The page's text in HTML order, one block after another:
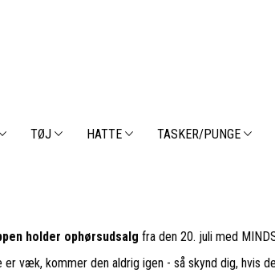
TØJ HATTE TASKER/PUNGE
holder ophørsudsalg fra den 20. juli med
er væk, kommer den aldrig igen - så skynd dig, hvis